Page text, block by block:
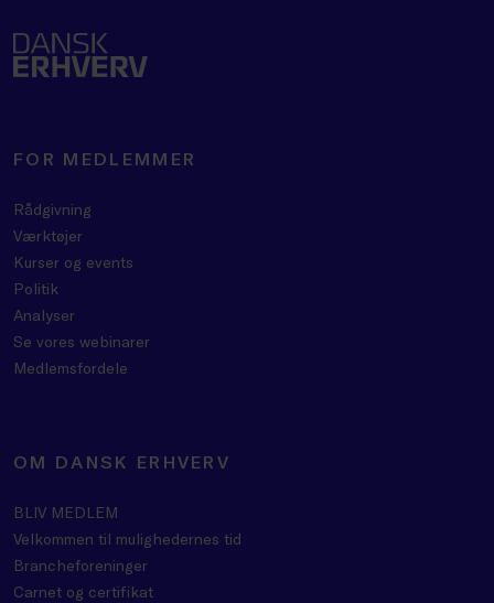
FOR MEDLEMMER
Rådgivning
Værktøjer
Kurser og events
Politik
Analyser
Se vores webinarer
Medlemsfordele
OM DANSK ERHVERV
BLIV MEDLEM
Velkommen til mulighedernes tid
Brancheforeninger
Carnet og certifikat